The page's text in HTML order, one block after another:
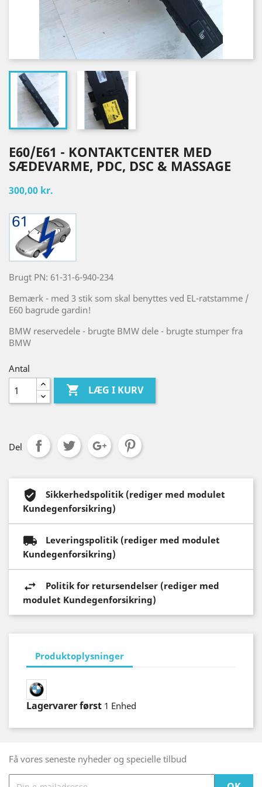
E60/E61 - KONTAKTCENTER MED
SÆDEVARME, PDC, DSC & MASSAGE
300,00 kr.
Brugt PN: 61-31-6-940-234
Bemærk - med 3 stik som skal benyttes ved EL-ratstamme /
E60 bagrude gardin!
BMW reservedele - brugte BMW dele - brugte stumper fra
BMW
Antal
 LÆG I KURV
Del
Sikkerhedspolitik (rediger med modulet
Kundegenforsikring)
Leveringspolitik (rediger med modulet
Kundegenforsikring)
Politik for retursendelser (rediger med
modulet Kundegenforsikring)
Produktoplysninger
Lagervarer først 1 Enhed
Få vores seneste nyheder og specielle tilbud